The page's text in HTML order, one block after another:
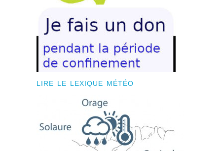
LIRE LE LEXIQUE MÉTÉO